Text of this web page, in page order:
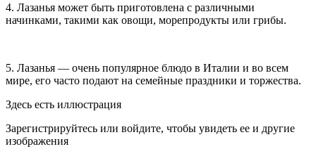
4. Лазанья может быть приготовлена с различными
начинками, такими как овощи, морепродукты или грибы.
5. Лазанья — очень популярное блюдо в Италии и во всем
мире, его часто подают на семейные праздники и торжества.
Здесь есть иллюстрация
Зарегистрируйтесь или войдите, чтобы увидеть ее и другие
изображения